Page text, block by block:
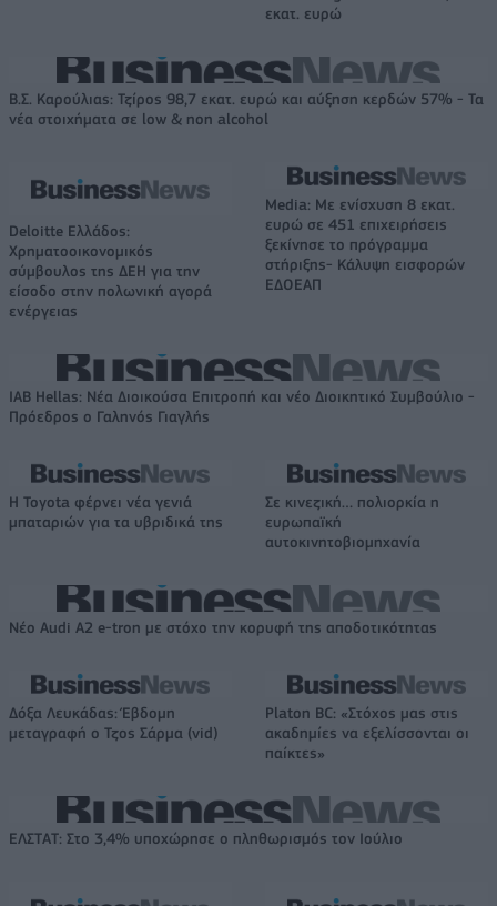
εκατ. ευρώ
Β.Σ. Καρούλιας: Τζίρος 98,7 εκατ. ευρώ και αύξηση κερδών 57% - Τα
νέα στοιχήματα σε low & non alcohol
Deloitte Ελλάδος:
Χρηματοοικονομικός
σύμβουλος της ΔΕΗ για την
είσοδο στην πολωνική αγορά
ενέργειας
Media: Με ενίσχυση 8 εκατ.
ευρώ σε 451 επιχειρήσεις
ξεκίνησε το πρόγραμμα
στήριξης- Κάλυψη εισφορών
ΕΔΟΕΑΠ
IAB Hellas: Νέα Διοικούσα Επιτροπή και νέο Διοικητικό Συμβούλιο -
Πρόεδρος ο Γαληνός Γιαγλής
Η Toyota φέρνει νέα γενιά
μπαταριών για τα υβριδικά της
Σε κινεζική… πολιορκία η
ευρωπαϊκή
αυτοκινητοβιομηχανία
Νέο Audi A2 e-tron με στόχο την κορυφή της αποδοτικότητας
Δόξα Λευκάδας: Έβδομη
μεταγραφή ο Τζος Σάρμα (vid)
Platon BC: «Στόχος μας στις
ακαδημίες να εξελίσσονται οι
παίκτες»
ΕΛΣΤΑΤ: Στο 3,4% υποχώρησε ο πληθωρισμός τον Ιούλιο